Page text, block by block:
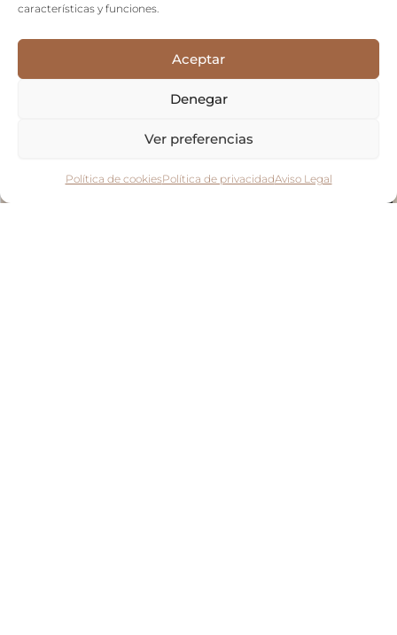
características y funciones.
Aceptar
Denegar
Ver preferencias
Política de cookiesPolítica de privacidadAviso Legal